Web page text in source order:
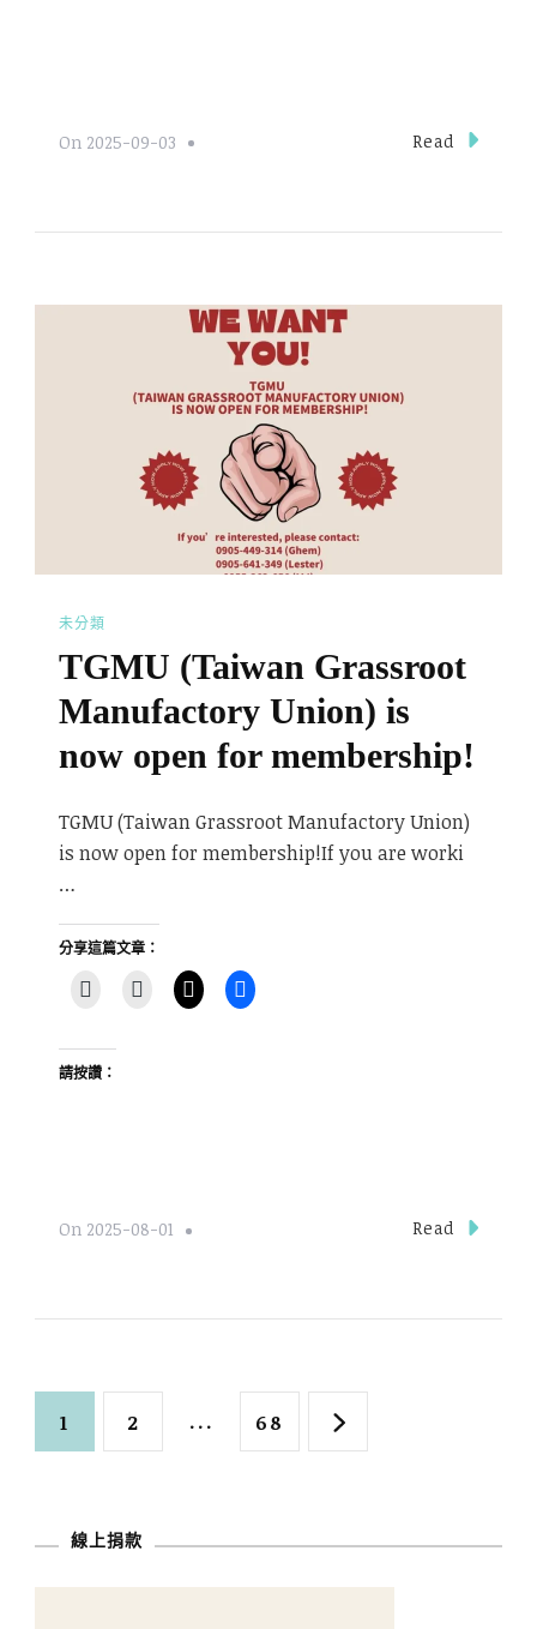
On 2025-09-03 Read
未分類
TGMU (Taiwan Grassroot
Manufactory Union) is
now open for membership!
TGMU (Taiwan Grassroot Manufactory Union)
is now open for membership!If you are worki
…
分享這篇文章：
請按讚：
On 2025-08-01 Read
文
分
頁
Page
1 Page
2 ... Page
68
線上捐款